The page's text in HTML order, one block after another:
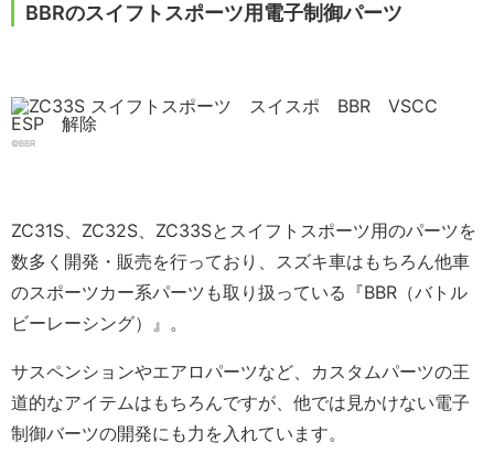
BBRのスイフトスポーツ用電子制御パーツ
©️BBR
ZC31S、ZC32S、ZC33Sとスイフトスポーツ用のパーツを
数多く開発・販売を行っており、スズキ車はもちろん他車
のスポーツカー系パーツも取り扱っている『BBR（バトル
ビーレーシング）』。
サスペンションやエアロパーツなど、カスタムパーツの王
道的なアイテムはもちろんですが、他では見かけない電子
制御バーツの開発にも力を入れています。